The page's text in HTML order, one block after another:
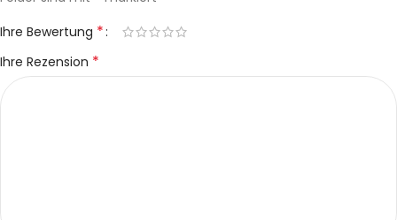
Ihre Bewertung *
Ihre Rezension *